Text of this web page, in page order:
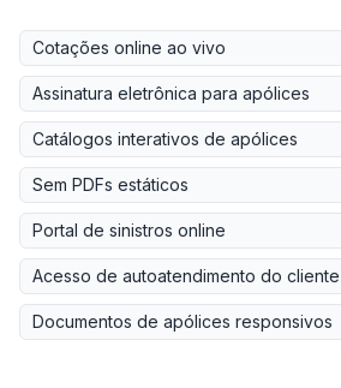
Cotações online ao vivo
Assinatura eletrônica para apólices
Catálogos interativos de apólices
Sem PDFs estáticos
Portal de sinistros online
Acesso de autoatendimento do cliente
Documentos de apólices responsivos